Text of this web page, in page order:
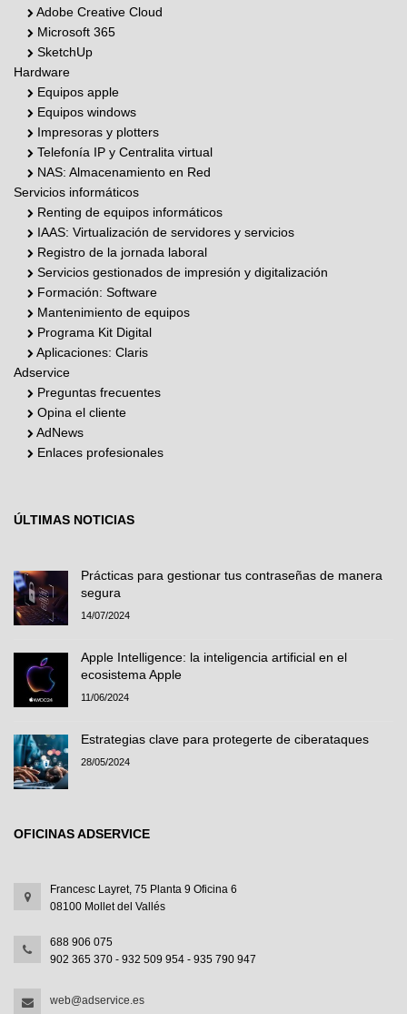
Adobe Creative Cloud
Microsoft 365
SketchUp
Hardware
Equipos apple
Equipos windows
Impresoras y plotters
Telefonía IP y Centralita virtual
NAS: Almacenamiento en Red
Servicios informáticos
Renting de equipos informáticos
IAAS: Virtualización de servidores y servicios
Registro de la jornada laboral
Servicios gestionados de impresión y digitalización
Formación: Software
Mantenimiento de equipos
Programa Kit Digital
Aplicaciones: Claris
Adservice
Preguntas frecuentes
Opina el cliente
AdNews
Enlaces profesionales
ÚLTIMAS NOTICIAS
Prácticas para gestionar tus contraseñas de manera
segura
14/07/2024
Apple Intelligence: la inteligencia artificial en el
ecosistema Apple
11/06/2024
Estrategias clave para protegerte de ciberataques
28/05/2024
OFICINAS ADSERVICE
Francesc Layret, 75 Planta 9 Oficina 6
08100 Mollet del Vallés
688 906 075
902 365 370 - 932 509 954 - 935 790 947
web@adservice.es